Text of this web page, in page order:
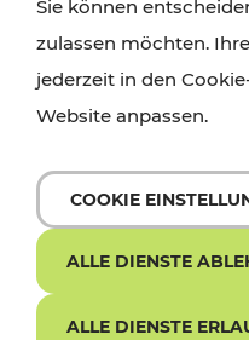
Sie können
zulassen möchten.
jederzeit in den
Website anpassen.
COOKIE
ALLE DIENSTE
ALLE DIENSTE